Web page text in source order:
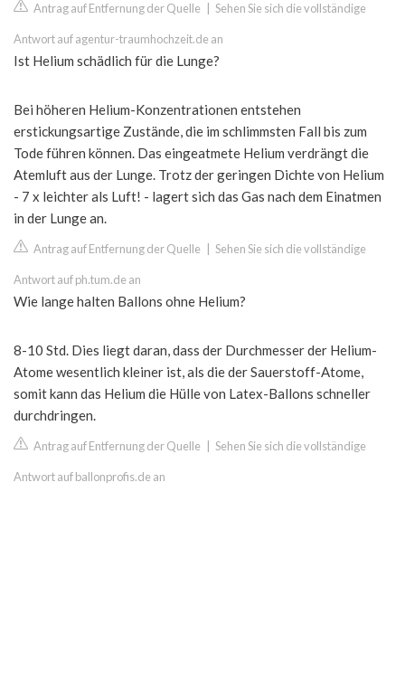
Antrag auf Entfernung der Quelle Sehen Sie sich die vollständige
Antwort auf agentur-traumhochzeit.de an
Ist Helium schädlich für die Lunge?
Bei höheren Helium-Konzentrationen entstehen
erstickungsartige Zustände, die im schlimmsten Fall bis zum
Tode führen können. Das eingeatmete Helium verdrängt die
Atemluft aus der Lunge. Trotz der geringen Dichte von Helium
- 7 x leichter als Luft! - lagert sich das Gas nach dem Einatmen
in der Lunge an.
Antrag auf Entfernung der Quelle Sehen Sie sich die vollständige
Antwort auf ph.tum.de an
Wie lange halten Ballons ohne Helium?
8-10 Std. Dies liegt daran, dass der Durchmesser der Helium-
Atome wesentlich kleiner ist, als die der Sauerstoff-Atome,
somit kann das Helium die Hülle von Latex-Ballons schneller
durchdringen.
Antrag auf Entfernung der Quelle Sehen Sie sich die vollständige
Antwort auf ballonprofis.de an